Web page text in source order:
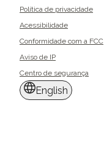
Política de privacidade
Acessibilidade
Conformidade com a FCC
Aviso de IP
Centro de segurança
English